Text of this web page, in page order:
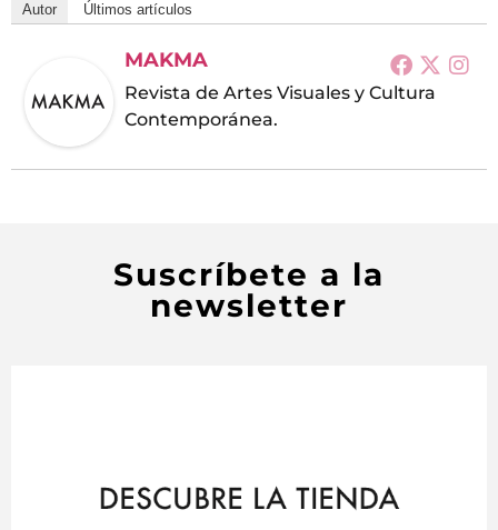
Autor Últimos artículos
MAKMA
Revista de Artes Visuales y Cultura
Contemporánea.
Suscríbete a la
newsletter